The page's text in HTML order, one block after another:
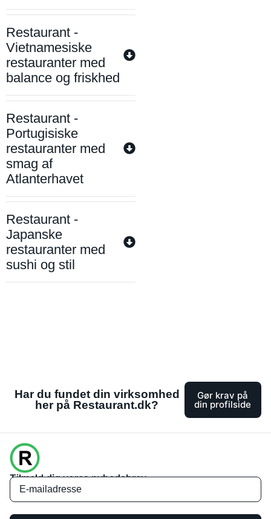
Restaurant -
Vietnamesiske
restauranter med
balance og friskhed
Restaurant -
Portugisiske
restauranter med
smag af
Atlanterhavet
Restaurant -
Japanske
restauranter med
sushi og stil
Har du fundet din virksomhed
her på Restaurant.dk?
Gør krav på
din profilside
Tilmeld dig vores nyhedsbrev